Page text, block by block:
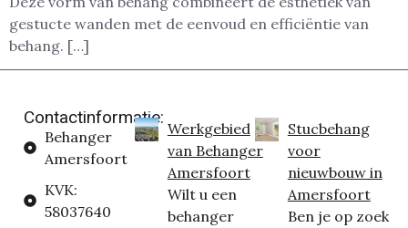
gestucte wanden met de eenvoud en efficiëntie van
behang. […]
Contactinformatie:
Behanger
Amersfoort
KVK:
58037640
Werkgebied
van Behanger
Amersfoort
Wilt u een
behanger
Stucbehang
voor
nieuwbouw in
Amersfoort
Ben je op zoek